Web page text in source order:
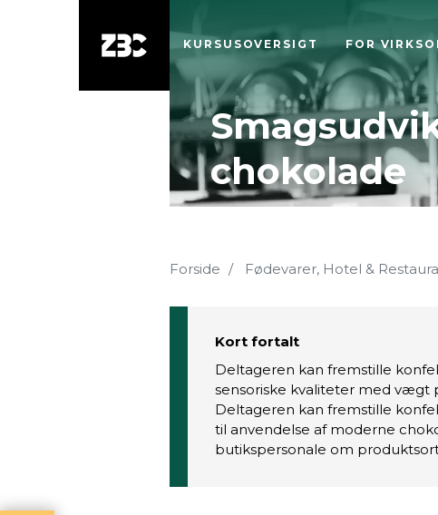
KURSUSOVERSIGT FOR
chokolade
Forside Fødevarer, Hotel &
Kort fortalt
Deltageren kan fremstille
sensoriske kvaliteter med vægt
Deltageren kan fremstille
til anvendelse af moderne
butikspersonale om